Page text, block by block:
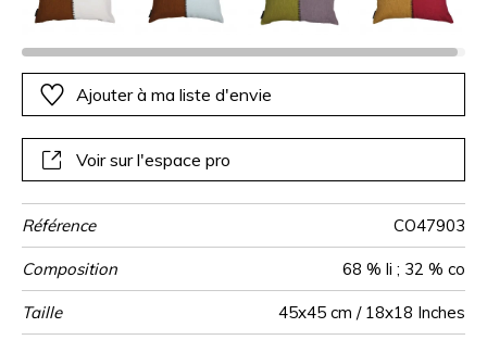
Ajouter à ma liste d'envie
Voir sur l'espace pro
Référence CO47903
Composition 68 % li ; 32 % co
Taille 45x45 cm / 18x18 Inches